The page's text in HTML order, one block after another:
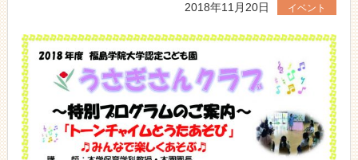
2018年11月20日 イベント